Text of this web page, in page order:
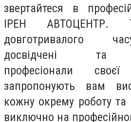
звертайтеся в
ІРЕН АВТОЦЕНТР.
довготривалого
досвідчені та
професіонали
запропонують вам
кожну окрему роботу та
виключно на